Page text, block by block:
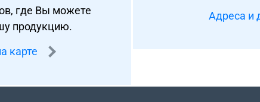
где Вы можете
продукцию.
карте
Адреса и